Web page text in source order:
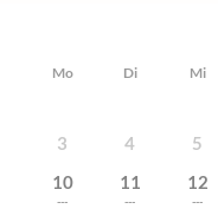
Mo Di Mi
3
4 5
10
---
11
---
12
---